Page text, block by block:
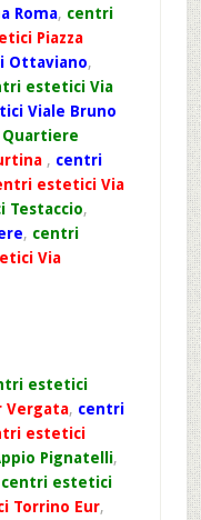
Roma, centri
Piazza
Ottaviano,
estetici Via
Viale Bruno
, centri
estetici Via
Testaccio,
, centri
Via
estetici
Vergata, centri
estetici
Pignatelli,
centri estetici
Torrino Eur,